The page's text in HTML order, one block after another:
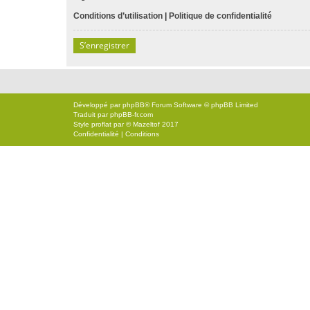
Conditions d’utilisation | Politique de confidentialité
S’enregistrer
Développé parphpBB® Forum Software © phpBB Limited
Traduit parphpBB-fr.com
Style proflat par ©Mazeltof 2017
Confidentialité | Conditions